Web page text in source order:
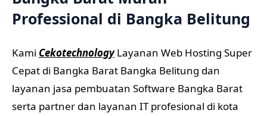
Professional di Bangka Belitung
Kami CekotechnologyLayanan Web Hosting Super
Cepat di Bangka Barat Bangka Belitung dan
layanan jasa pembuatan Software Bangka Barat
serta partner dan layanan IT profesional di kota